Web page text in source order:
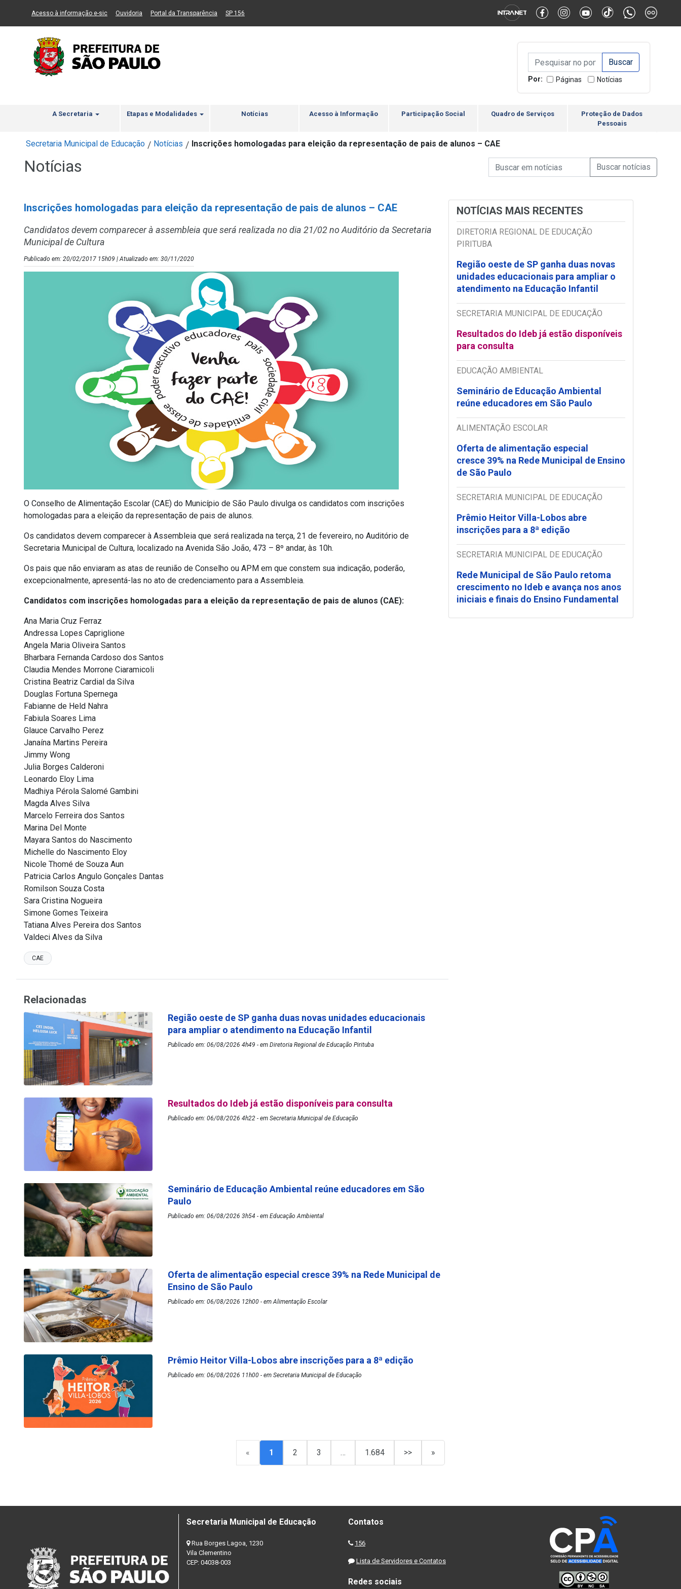
Ir ao Conteúdo Ir para menu principal 2 Ir para busca Ir para rodapé Alternar Alto Contraste Alternar Tamanho da Fonte
Acesso à informação e-sic(Link para um novo sítio)
Ouvidoria (Link para um novo sítio)
Portal da Transparência (Link para um novo sítio)
SP 156
Campo de Busca de
Campo de Busca de informaçõesEnviar a Busca
Por: Páginas Notícias
A Secretaria Etapas e Modalidades Notícias Acesso à Informação Participação Social Quadro de Serviços
Proteção de Dados
Pessoais
Secretaria Municipal de Educação / Notícias / Inscrições homologadas para eleição da representação de pais de alunos – CAE
Notícias Campo de Busca de Notícias
Campo de Busca de informaçõesEnviar a Busca de
Inscrições homologadas para eleição da representação de pais de alunos – CAE
Candidatos devem comparecer à assembleia que será realizada no dia 21/02 no Auditório da Secretaria
Municipal de Cultura
Publicado em: 20/02/2017 15h09 | Atualizado em: 30/11/2020
O Conselho de Alimentação Escolar (CAE) do Município de São Paulo divulga os candidatos com inscrições
homologadas para a eleição da representação de pais de alunos.
Os candidatos devem comparecer à Assembleia que será realizada na terça, 21 de fevereiro, no Auditório de
Secretaria Municipal de Cultura, localizado na Avenida São João, 473 – 8º andar, às 10h.
Os pais que não enviaram as atas de reunião de Conselho ou APM em que constem sua indicação, poderão,
excepcionalmente, apresentá-las no ato de credenciamento para a Assembleia.
Candidatos com inscrições homologadas para a eleição da representação de pais de alunos (CAE):
Ana Maria Cruz Ferraz
Andressa Lopes Capriglione
Angela Maria Oliveira Santos
Bharbara Fernanda Cardoso dos Santos
Claudia Mendes Morrone Ciaramicoli
Cristina Beatriz Cardial da Silva
Douglas Fortuna Spernega
Fabianne de Held Nahra
Fabiula Soares Lima
Glauce Carvalho Perez
Janaína Martins Pereira
Jimmy Wong
Julia Borges Calderoni
Leonardo Eloy Lima
Madhiya Pérola Salomé Gambini
Magda Alves Silva
Marcelo Ferreira dos Santos
Marina Del Monte
Mayara Santos do Nascimento
Michelle do Nascimento Eloy
Nicole Thomé de Souza Aun
Patricia Carlos Angulo Gonçales Dantas
Romilson Souza Costa
Sara Cristina Nogueira
Simone Gomes Teixeira
Tatiana Alves Pereira dos Santos
Valdeci Alves da Silva
CAE
NOTÍCIAS MAIS RECENTES
DIRETORIA REGIONAL DE EDUCAÇÃO
PIRITUBA
Região oeste de SP ganha duas novas
unidades educacionais para ampliar o
atendimento na Educação Infantil
SECRETARIA MUNICIPAL DE EDUCAÇÃO
Resultados do Ideb já estão disponíveis
para consulta
EDUCAÇÃO AMBIENTAL
Seminário de Educação Ambiental
reúne educadores em São Paulo
ALIMENTAÇÃO ESCOLAR
Oferta de alimentação especial
cresce 39% na Rede Municipal de Ensino
de São Paulo
SECRETARIA MUNICIPAL DE EDUCAÇÃO
Prêmio Heitor Villa-Lobos abre
inscrições para a 8ª edição
SECRETARIA MUNICIPAL DE EDUCAÇÃO
Rede Municipal de São Paulo retoma
crescimento no Ideb e avança nos anos
iniciais e finais do Ensino Fundamental
Relacionadas
Região oeste de SP ganha duas novas unidades educacionais
para ampliar o atendimento na Educação Infantil
Publicado em: 06/08/2026 4h49 - em Diretoria Regional de Educação Pirituba
Resultados do Ideb já estão disponíveis para consulta
Publicado em: 06/08/2026 4h22 - em Secretaria Municipal de Educação
Seminário de Educação Ambiental reúne educadores em São
Paulo
Publicado em: 06/08/2026 3h54 - em Educação Ambiental
Oferta de alimentação especial cresce 39% na Rede Municipal de
Ensino de São Paulo
Publicado em: 06/08/2026 12h00 - em Alimentação Escolar
Prêmio Heitor Villa-Lobos abre inscrições para a 8ª edição
Publicado em: 06/08/2026 11h00 - em Secretaria Municipal de Educação
« 1 2 3 … 1.684 >> »
Secretaria Municipal de Educação
Rua Borges Lagoa, 1230
Vila Clementino
CEP: 04038-003
Contatos
156
Lista de Servidores e Contatos
Redes sociais